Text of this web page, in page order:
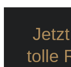
tolle